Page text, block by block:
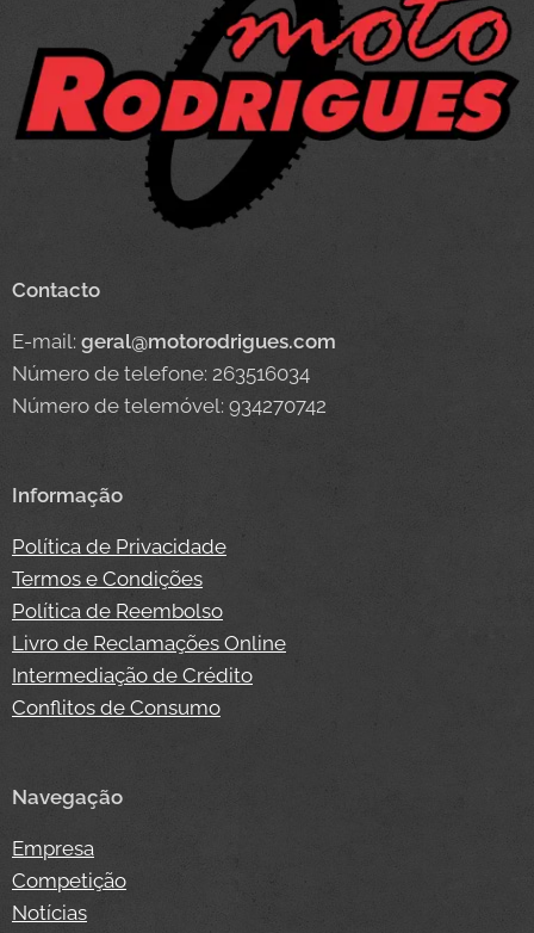
Contacto
E-mail: geral@motorodrigues.com
Número de telefone: 263516034
Número de telemóvel: 934270742
Informação
Política de Privacidade
Termos e Condições
Política de Reembolso
Livro de Reclamações Online
Intermediação de Crédito
Conflitos de Consumo
Navegação
Empresa
Competição
Notícias